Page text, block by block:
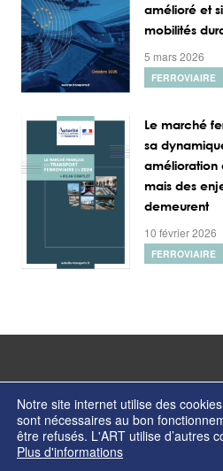
amélioré et
mobilités
5 mars 2026
FERROVIAIRE
Le marché
sa
amélioration
mais des
demeurent
10 février 2026
FERROVIAIRE
© Copyright 2026 - Autorité de régulation
Notre site internet utilise des
sont nécessaires au bon
être refusés. L'ART utilise d’autres
Plus d'informations